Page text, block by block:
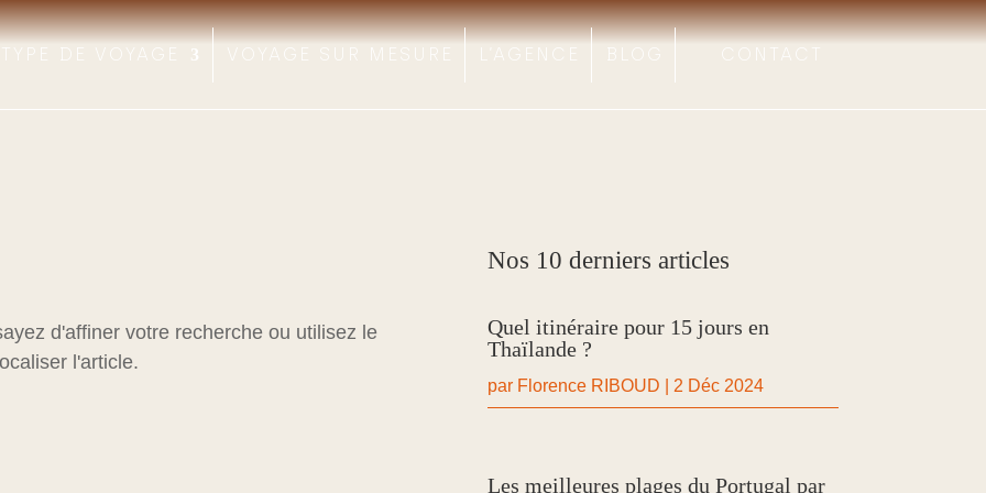
TYPE DE VOYAGE VOYAGE SUR MESURE L’AGENCE BLOG CONTACT
d'affiner votre recherche ou utilisez le
l'article.
Nos 10 derniers articles
Quel itinéraire pour 15 jours en
Thaïlande ?
par Florence RIBOUD 2 Déc 2024
Les meilleures plages du Portugal par